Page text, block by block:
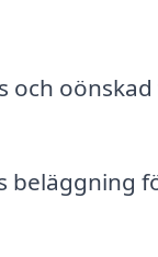
och
beläggning